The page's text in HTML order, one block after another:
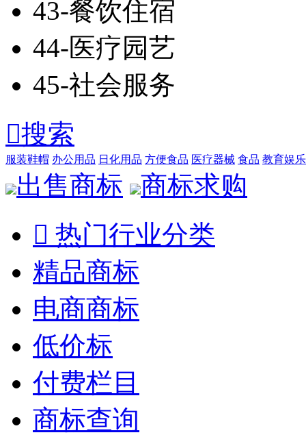
43-餐饮住宿
44-医疗园艺
45-社会服务
搜索
服装鞋帽 办公用品 日化用品 方便食品 医疗器械 食品 教育娱乐
出售商标
商标求购
 热门行业分类
精品商标
电商商标
低价标
付费栏目
商标查询